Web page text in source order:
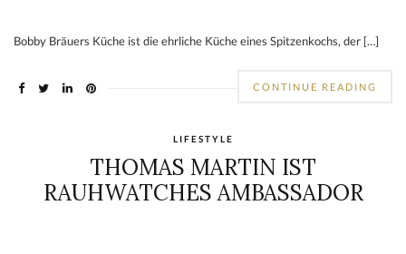
Bobby Bräuers Küche ist die ehrliche Küche eines Spitzenkochs, der […]
CONTINUE READING
LIFESTYLE
THOMAS MARTIN IST
RAUHWATCHES AMBASSADOR